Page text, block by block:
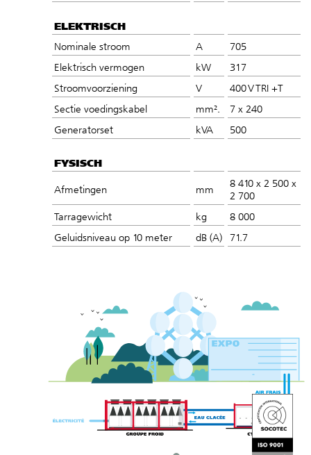
ELEKTRISCH
Nominale stroom A
705
Elektrisch vermogen
kW
317
Stroomvoorziening
V
400 V TRI +T
Sectie voedingskabel
mm².
7 x 240
Generatorset
kVA 500
FYSISCH
Afmetingen mm
8 410 x 2 500 x
2 700
Tarragewicht
kg
8 000
Geluidsniveau op 10 meter
dB (A) 71.7